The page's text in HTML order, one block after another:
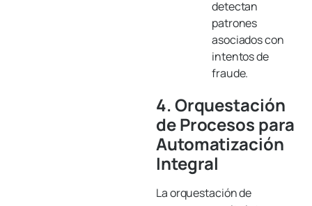
detectan
patrones
asociados con
intentos de
fraude.
4. Orquestación
de Procesos para
Automatización
Integral
La orquestación de